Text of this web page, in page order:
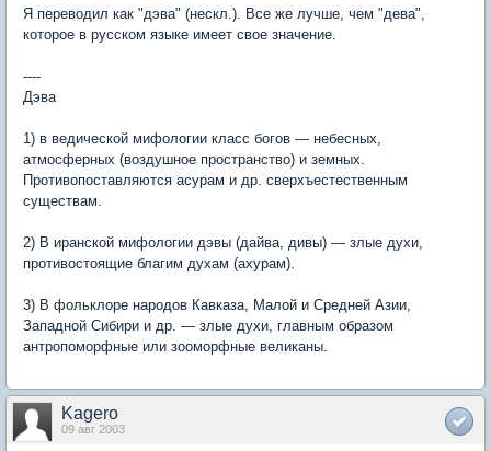
Я переводил как "дэва" (нескл.). Все же лучше, чем "дева",
которое в русском языке имеет свое значение.
----
Дэва
1) в ведической мифологии класс богов — небесных,
атмосферных (воздушное пространство) и земных.
Противопоставляются асурам и др. сверхъестественным
существам.
2) В иранской мифологии дэвы (дайва, дивы) — злые духи,
противостоящие благим духам (ахурам).
3) В фольклоре народов Кавказа, Малой и Средней Азии,
Западной Сибири и др. — злые духи, главным образом
антропоморфные или зооморфные великаны.
Kagero
09 авг 2003